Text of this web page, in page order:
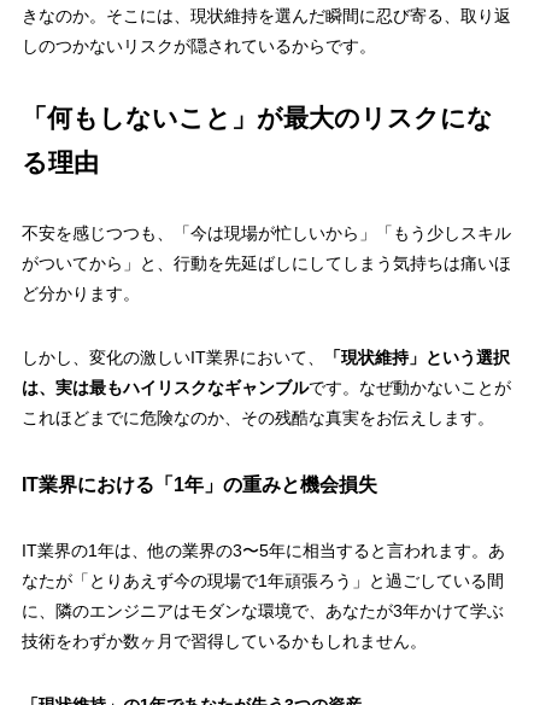
きなのか。そこには、現状維持を選んだ瞬間に忍び寄る、取り返
しのつかないリスクが隠されているからです。
「何もしないこと」が最大のリスクにな
る理由
不安を感じつつも、「今は現場が忙しいから」「もう少しスキル
がついてから」と、行動を先延ばしにしてしまう気持ちは痛いほ
ど分かります。
しかし、変化の激しいIT業界において、
「現状維持」という選択
は、実は最もハイリスクなギャンブルです。なぜ動かないことが
これほどまでに危険なのか、その残酷な真実をお伝えします。
IT業界における「1年」の重みと機会損失
IT業界の1年は、他の業界の3〜5年に相当すると言われます。あ
なたが「とりあえず今の現場で1年頑張ろう」と過ごしている間
に、隣のエンジニアはモダンな環境で、あなたが3年かけて学ぶ
技術をわずか数ヶ月で習得しているかもしれません。